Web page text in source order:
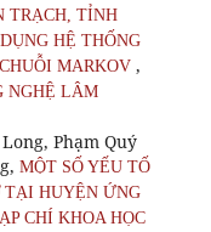
TRẠCH, TỈNH
HỆ THỐNG
MARKOV ,
NGHỆ LÂM
Phạm Quý
MỘT SỐ YẾU TỐ
HUYỆN ỨNG
CHÍ KHOA HỌC